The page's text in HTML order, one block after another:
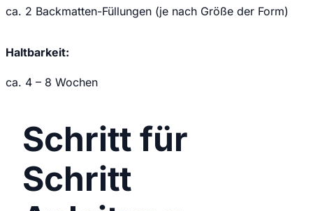
ca. 2 Backmatten-Füllungen (je nach Größe der Form)
Haltbarkeit:
ca. 4 – 8 Wochen
Schritt für
Schritt